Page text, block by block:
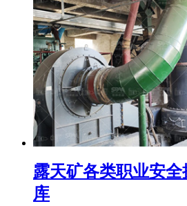
露天矿各类职业安
库